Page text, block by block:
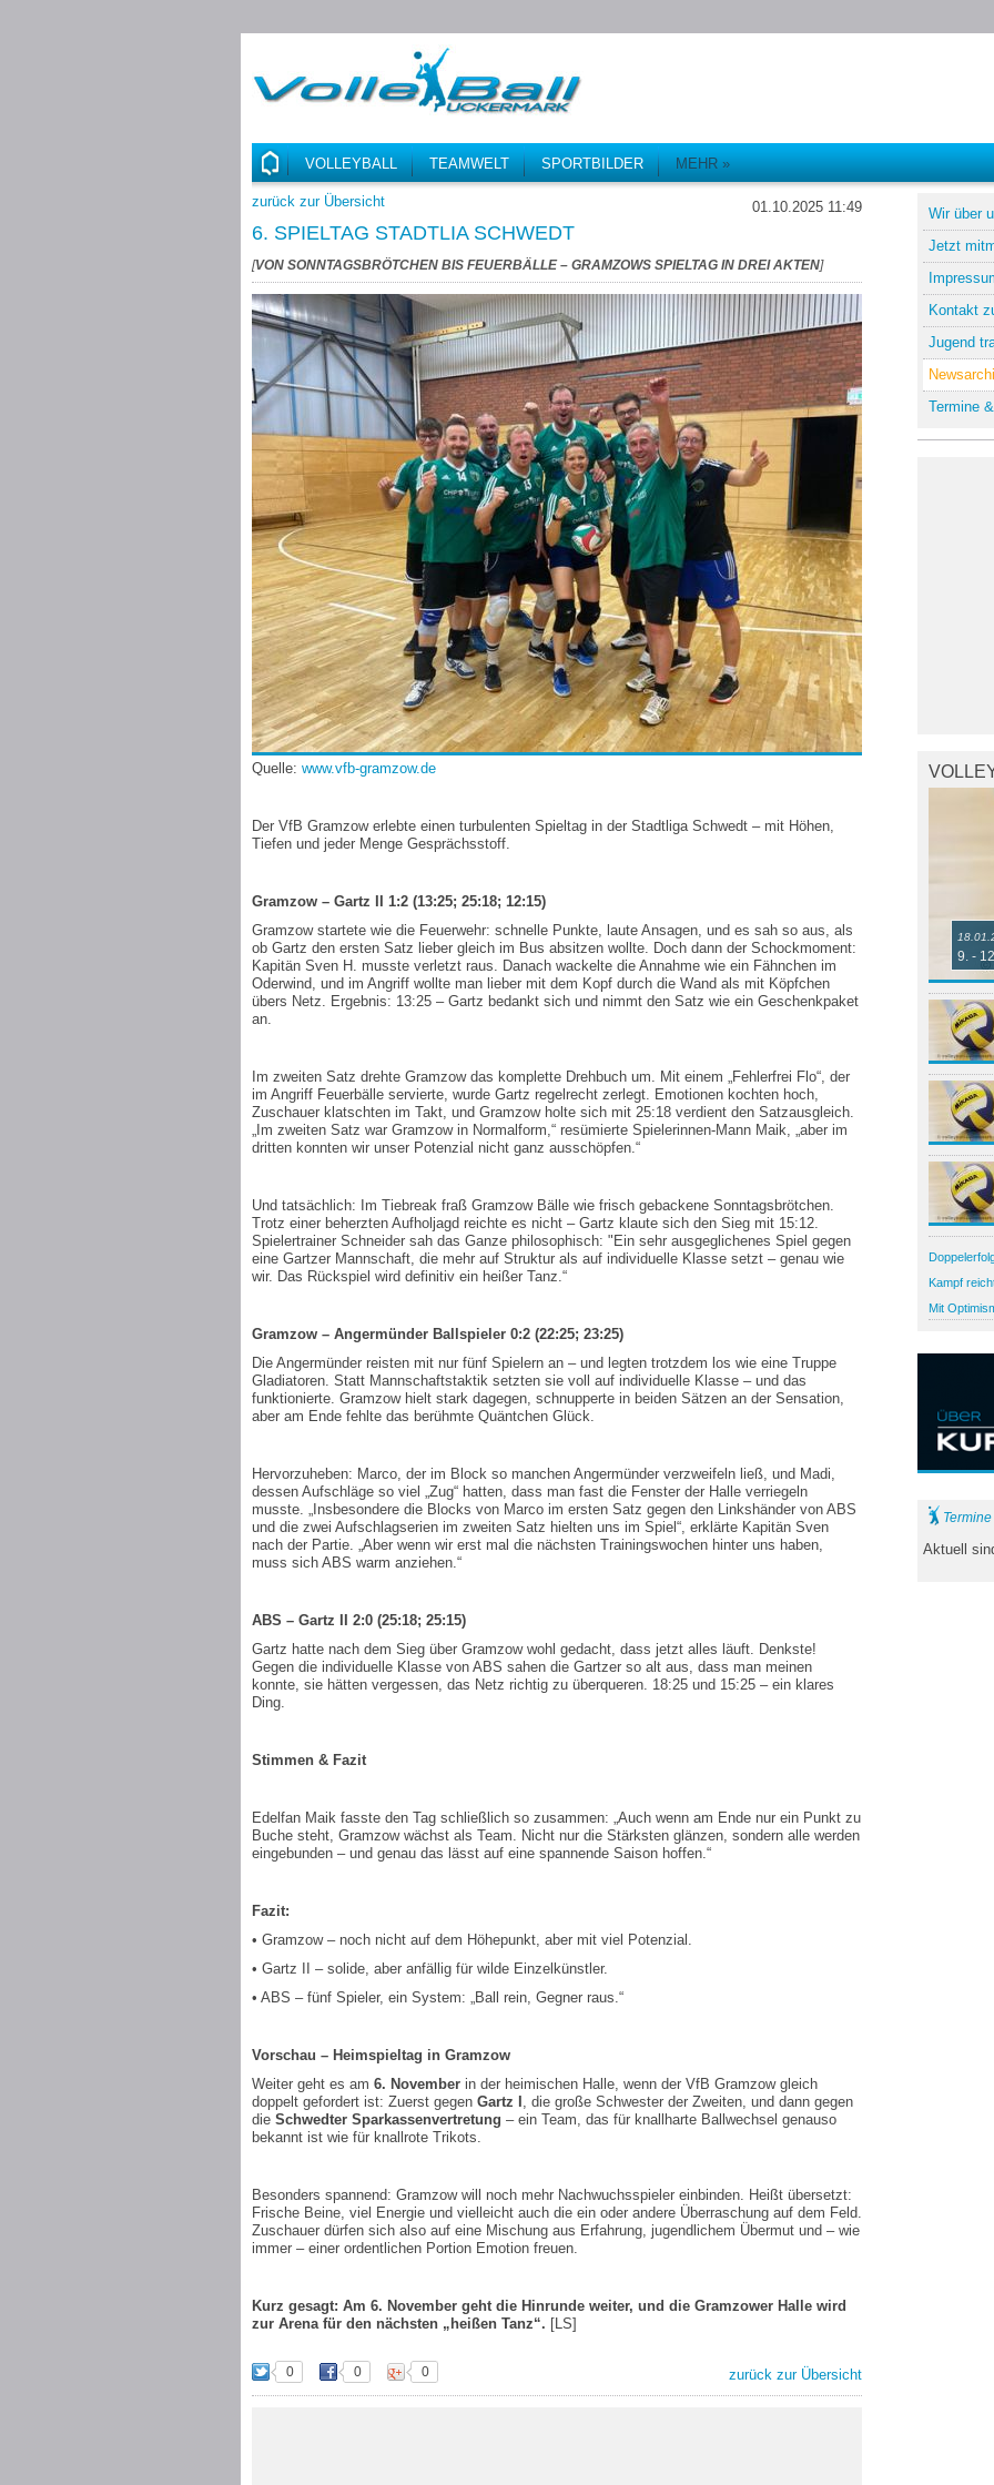
VOLLEYBALL TEAMWELT SPORTBILDER MEHR »
zurück zur Übersicht 01.10.2025 11:49
6. SPIELTAG STADTLIA SCHWEDT
[VON SONNTAGSBRÖTCHEN BIS FEUERBÄLLE – GRAMZOWS SPIELTAG IN DREI AKTEN]
Quelle: www.vfb-gramzow.de
Der VfB Gramzow erlebte einen turbulenten Spieltag in der Stadtliga Schwedt – mit Höhen,
Tiefen und jeder Menge Gesprächsstoff.
Gramzow – Gartz II 1:2 (13:25; 25:18; 12:15)
Gramzow startete wie die Feuerwehr: schnelle Punkte, laute Ansagen, und es sah so aus, als
ob Gartz den ersten Satz lieber gleich im Bus absitzen wollte. Doch dann der Schockmoment:
Kapitän Sven H. musste verletzt raus. Danach wackelte die Annahme wie ein Fähnchen im
Oderwind, und im Angriff wollte man lieber mit dem Kopf durch die Wand als mit Köpfchen
übers Netz. Ergebnis: 13:25 – Gartz bedankt sich und nimmt den Satz wie ein Geschenkpaket
an.
Im zweiten Satz drehte Gramzow das komplette Drehbuch um. Mit einem „Fehlerfrei Flo“, der
im Angriff Feuerbälle servierte, wurde Gartz regelrecht zerlegt. Emotionen kochten hoch,
Zuschauer klatschten im Takt, und Gramzow holte sich mit 25:18 verdient den Satzausgleich.
„Im zweiten Satz war Gramzow in Normalform,“ resümierte Spielerinnen-Mann Maik, „aber im
dritten konnten wir unser Potenzial nicht ganz ausschöpfen.“
Und tatsächlich: Im Tiebreak fraß Gramzow Bälle wie frisch gebackene Sonntagsbrötchen.
Trotz einer beherzten Aufholjagd reichte es nicht – Gartz klaute sich den Sieg mit 15:12.
Spielertrainer Schneider sah das Ganze philosophisch: "Ein sehr ausgeglichenes Spiel gegen
eine Gartzer Mannschaft, die mehr auf Struktur als auf individuelle Klasse setzt – genau wie
wir. Das Rückspiel wird definitiv ein heißer Tanz.“
Gramzow – Angermünder Ballspieler 0:2 (22:25; 23:25)
Die Angermünder reisten mit nur fünf Spielern an – und legten trotzdem los wie eine Truppe
Gladiatoren. Statt Mannschaftstaktik setzten sie voll auf individuelle Klasse – und das
funktionierte. Gramzow hielt stark dagegen, schnupperte in beiden Sätzen an der Sensation,
aber am Ende fehlte das berühmte Quäntchen Glück.
Hervorzuheben: Marco, der im Block so manchen Angermünder verzweifeln ließ, und Madi,
dessen Aufschläge so viel „Zug“ hatten, dass man fast die Fenster der Halle verriegeln
musste. „Insbesondere die Blocks von Marco im ersten Satz gegen den Linkshänder von ABS
und die zwei Aufschlagserien im zweiten Satz hielten uns im Spiel“, erklärte Kapitän Sven
nach der Partie. „Aber wenn wir erst mal die nächsten Trainingswochen hinter uns haben,
muss sich ABS warm anziehen.“
ABS – Gartz II 2:0 (25:18; 25:15)
Gartz hatte nach dem Sieg über Gramzow wohl gedacht, dass jetzt alles läuft. Denkste!
Gegen die individuelle Klasse von ABS sahen die Gartzer so alt aus, dass man meinen
konnte, sie hätten vergessen, das Netz richtig zu überqueren. 18:25 und 15:25 – ein klares
Ding.
Stimmen & Fazit
Edelfan Maik fasste den Tag schließlich so zusammen: „Auch wenn am Ende nur ein Punkt zu
Buche steht, Gramzow wächst als Team. Nicht nur die Stärksten glänzen, sondern alle werden
eingebunden – und genau das lässt auf eine spannende Saison hoffen.“
Fazit:
• Gramzow – noch nicht auf dem Höhepunkt, aber mit viel Potenzial.
• Gartz II – solide, aber anfällig für wilde Einzelkünstler.
• ABS – fünf Spieler, ein System: „Ball rein, Gegner raus.“
Vorschau – Heimspieltag in Gramzow
Weiter geht es am 6. November in der heimischen Halle, wenn der VfB Gramzow gleich
doppelt gefordert ist: Zuerst gegen Gartz I , die große Schwester der Zweiten, und dann gegen
die Schwedter Sparkassenvertretung – ein Team, das für knallharte Ballwechsel genauso
bekannt ist wie für knallrote Trikots.
Besonders spannend: Gramzow will noch mehr Nachwuchsspieler einbinden. Heißt übersetzt:
Frische Beine, viel Energie und vielleicht auch die ein oder andere Überraschung auf dem Feld.
Zuschauer dürfen sich also auf eine Mischung aus Erfahrung, jugendlichem Übermut und – wie
immer – einer ordentlichen Portion Emotion freuen.
Kurz gesagt: Am 6. November geht die Hinrunde weiter, und die Gramzower Halle wird
zur Arena für den nächsten „heißen Tanz“. [LS]
0 0 0 zurück zur Übersicht
Wir über
Jetzt
Kontakt
Jugend
Termine
9. -
Schwedt
nach
Kampf
Mit
Termine
Aktuell